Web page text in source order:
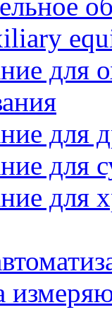
для
для
для
для